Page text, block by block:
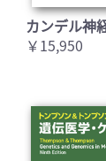
カンデル神
￥15,950